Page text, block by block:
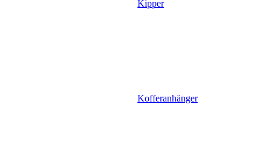
Kipper
Kofferanhänger